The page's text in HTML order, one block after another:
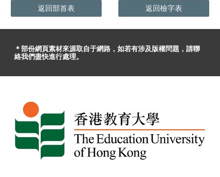
返回部首表 返回檢字表
＊部份網頁素材來源取自于網路，如若有涉及版權問題 ，請聯
絡我們盡快進行處理。